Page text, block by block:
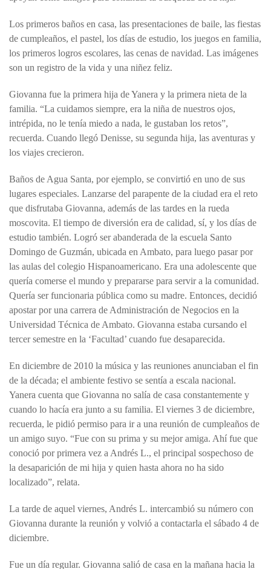
Los primeros baños en casa, las presentaciones de baile, las fiestas
de cumpleaños, el pastel, los días de estudio, los juegos en familia,
los primeros logros escolares, las cenas de navidad. Las imágenes
son un registro de la vida y una niñez feliz.
Giovanna fue la primera hija de Yanera y la primera nieta de la
familia. “La cuidamos siempre, era la niña de nuestros ojos,
intrépida, no le tenía miedo a nada, le gustaban los retos”,
recuerda. Cuando llegó Denisse, su segunda hija, las aventuras y
los viajes crecieron.
Baños de Agua Santa, por ejemplo, se convirtió en uno de sus
lugares especiales. Lanzarse del parapente de la ciudad era el reto
que disfrutaba Giovanna, además de las tardes en la rueda
moscovita. El tiempo de diversión era de calidad, sí, y los días de
estudio también. Logró ser abanderada de la escuela Santo
Domingo de Guzmán, ubicada en Ambato, para luego pasar por
las aulas del colegio Hispanoamericano. Era una adolescente que
quería comerse el mundo y prepararse para servir a la comunidad.
Quería ser funcionaria pública como su madre. Entonces, decidió
apostar por una carrera de Administración de Negocios en la
Universidad Técnica de Ambato. Giovanna estaba cursando el
tercer semestre en la ‘Facultad’ cuando fue desaparecida.
En diciembre de 2010 la música y las reuniones anunciaban el fin
de la década; el ambiente festivo se sentía a escala nacional.
Yanera cuenta que Giovanna no salía de casa constantemente y
cuando lo hacía era junto a su familia. El viernes 3 de diciembre,
recuerda, le pidió permiso para ir a una reunión de cumpleaños de
un amigo suyo. “Fue con su prima y su mejor amiga. Ahí fue que
conoció por primera vez a Andrés L., el principal sospechoso de
la desaparición de mi hija y quien hasta ahora no ha sido
localizado”, relata.
La tarde de aquel viernes, Andrés L. intercambió su número con
Giovanna durante la reunión y volvió a contactarla el sábado 4 de
diciembre.
Fue un día regular. Giovanna salió de casa en la mañana hacia la